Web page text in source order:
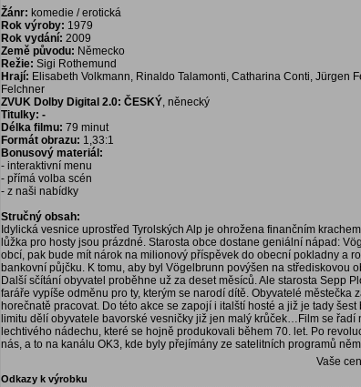
Žánr: komedie / erotická
Rok výroby: 1979
Rok vydání: 2009
Země původu: Německo
Režie: Sigi Rothemund
Hrají: Elisabeth Volkmann, Rinaldo Talamonti, Catharina Conti, Jürgen
Felchner
ZVUK Dolby Digital 2.0: ČESKÝ, něnecký
Titulky: -
Délka filmu: 79 minut
Formát obrazu: 1,33:1
Bonusový materiál:
- interaktivní menu
- přímá volba scén
- z naši nabídky
Stručný obsah:
Idylická vesnice uprostřed Tyrolských Alp je ohrožena finančním
lůžka pro hosty jsou prázdné. Starosta obce dostane geniální nápad:
obcí, pak bude mít nárok na milionový příspěvek do obecní pokladny a
bankovní půjčku. K tomu, aby byl Vögelbrunn povýšen na střediskovou
Další sčítání obyvatel proběhne už za deset měsíců. Ale starosta Sepp
faráře vypíše odměnu pro ty, kterým se narodí dítě. Obyvatelé městečka
horečnatě pracovat. Do této akce se zapojí i italští hosté a již je tady
limitu dělí obyvatele bavorské vesničky již jen malý krůček…Film se řadí
lechtivého nádechu, které se hojně produkovali během 70. let. Po
nás, a to na kanálu OK3, kde byly přejímány ze satelitních programů
Vaše
Odkazy k výrobku